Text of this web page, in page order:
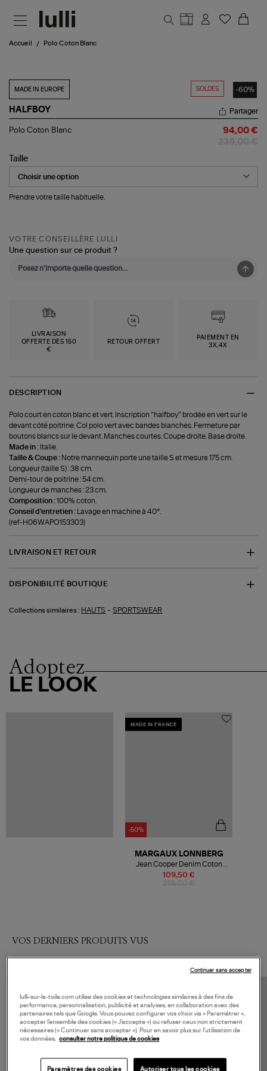
Accueil Polo Coton Blanc
SOLDES -60%
MADE IN EUROPE
HALFBOY
Polo
Partager
Polo Coton Blanc 94,00 €
Taille
Prendre votre taille habituelle.
VOTRE CONSEILLÈRE LULLI
Une question sur ce produit ?
LIVRAISON
OFFERTE DÈS 150
€
RETOUR OFFERT
PAIEMENT EN
3X,4X
DESCRIPTION
Polo court en coton blanc et vert. Inscription "halfboy" brodée en vert sur le
devant côté poitrine. Col polo vert avec bandes blanches. Fermeture par
boutons blancs sur le devant. Manches courtes. Coupe droite. Base droite.
Made in : Italie.
Taille & Coupe : Notre mannequin porte une taille S et mesure 175 cm.
Longueur (taille S) : 38 cm.
Demi-tour de poitrine : 54 cm.
Longueur de manches : 23 cm.
Composition :100% coton.
Conseil d'entretien :
Lavage en machine à 40°.
(ref-H06WAPO153303)
LIVRAISON ET RETOUR
DISPONIBILITÉ BOUTIQUE
Collections similaires : HAUTS -SPORTSWEAR
Adoptez
LE LOOK
MADE IN FRANCE
-50%
109,50 €
MARGAUX LONNBERG
Jean Cooper Denim Coton
Bleu Clair
VOS DERNIERS PRODUITS VUS
lulli-sur-la-toile.com utilise des cookies et technologies similaires à des fins de
performance, personnalisation, publicité et analyses, en collaboration avec des
partenaires tels que Google. Vous pouvez configurer vos choix via « Paramétrer »,
accepter l’ensemble des cookies (« J’accepte ») ou refuser ceux non strictement
nécessaires (« Continuer sans accepter »). Pour en savoir plus sur l’utilisation de
vos données, consulter notre politique de cookies
Paramètres des cookies Autoriser tous les cookies
Continuer sans accepter